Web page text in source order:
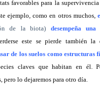
favorables para la
ejemplo, como en otros muchos,
de la biota) desempeña
este se pierde también la
de los suelos como estructuras
claves que habitan en él.
pero lo dejaremos para otro día.